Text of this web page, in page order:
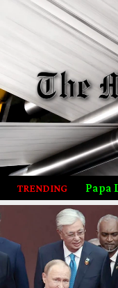
TRENDING
XIV Prepara